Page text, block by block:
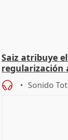
Saiz atribuye
regularización
Sonido